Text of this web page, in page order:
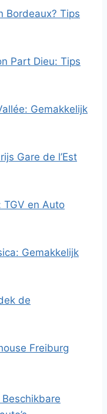
Bordeaux? Tips
Part Dieu: Tips
Gemakkelijk
Gare de l’Est
TGV en Auto
Gemakkelijk
de
Freiburg
Beschikbare